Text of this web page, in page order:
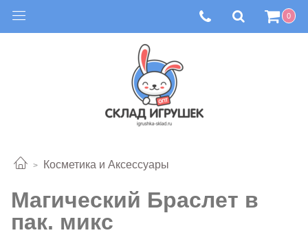
0
Косметика и Аксессуары
Магический Браслет в
пак. микс